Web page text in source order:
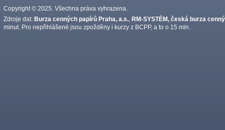
Copyright © 2025. Všechna práva vyhrazena.
Zdroje dat: Burza cenných papírů Praha, a.s. RM-SYSTÉM, česká burza
minut. Pro nepřihlášené jsou zpožděny i kurzy z BCPP, a to o 15 min.